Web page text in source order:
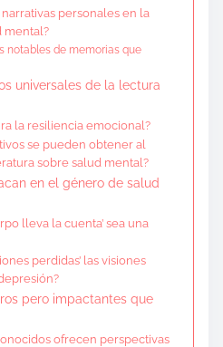
personales en la
mental?
notables de memorias que
universales de la lectura
la resiliencia emocional?
se pueden obtener al
sobre salud mental?
en el género de salud
lleva la cuenta’ sea una
perdidas’ las visiones
pero impactantes que
ofrecen perspectivas